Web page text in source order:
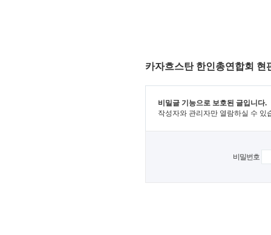
카자흐스탄 한인총연합회 현
비밀글 기능으로 보호된 글입니다.
작성자와 관리자만 열람하실 수 있
비밀번호